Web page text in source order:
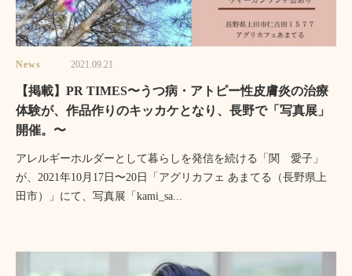
News 2021.09.21
【掲載】PR TIMES〜うつ病・アトピー性皮膚炎の治療
体験が、作品作りのキッカケとなり、長野で「写真展」
開催。〜
アレルギーホルダーとして暮らしを発信を続ける「関 愛子」
が、2021年10月17日〜20日「アグリカフェ あまてる（長野県上
田市）」にて、写真展「kami_sa...